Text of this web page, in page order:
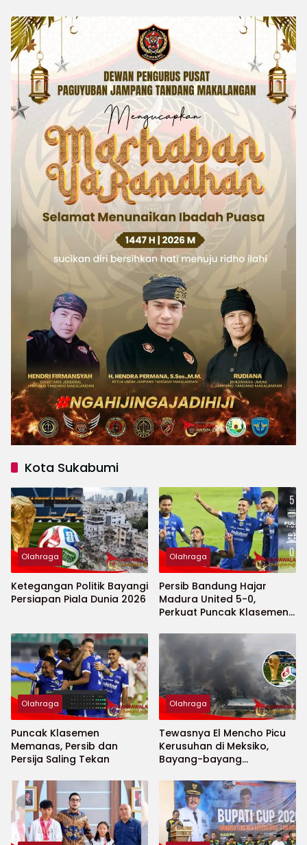
Kota Sukabumi
Olahraga
Ketegangan Politik Bayangi
Persiapan Piala Dunia 2026
Olahraga
Persib Bandung Hajar
Madura United 5-0,
Perkuat Puncak Klasemen
Olahraga
Puncak Klasemen
Memanas, Persib dan
Persija Saling Tekan
Olahraga
Tewasnya El Mencho Picu
Kerusuhan di Meksiko,
Bayang-bayang
2026 Menguat